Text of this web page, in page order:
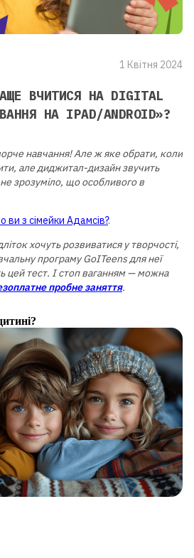
1 Квітня 2024
ВЧИТИСЯ НА DIGITAL
НА IPAD/ANDROID»?
навчання! Але ж яке обрати, коли
але диджитал-дизайн звучить
зрозуміло, що особливого в
ви з сімейки Адамсів?.
хочуть розвиватися у творчості,
програму GoITeens для неї
цей тест. І стоп ваганням — можна
пробне заняття.